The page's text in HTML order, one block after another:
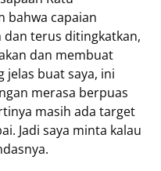
bahwa capaian
terus ditingkatkan,
dan membuat
jelas buat saya, ini
merasa berpuas
masih ada target
Jadi saya minta kalau